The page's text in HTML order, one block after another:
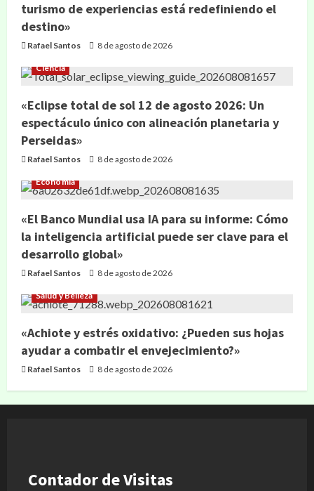
turismo de experiencias está redefiniendo el
destino»
Rafael Santos 8 de agosto de 2026
Ciencia
«Eclipse total de sol 12 de agosto 2026: Un
espectáculo único con alineación planetaria y
Perseidas»
Rafael Santos 8 de agosto de 2026
Economía
«El Banco Mundial usa IA para su informe: Cómo
la inteligencia artificial puede ser clave para el
desarrollo global»
Rafael Santos 8 de agosto de 2026
Salud y Belleza
«Achiote y estrés oxidativo: ¿Pueden sus hojas
ayudar a combatir el envejecimiento?»
Rafael Santos 8 de agosto de 2026
Contador de Visitas